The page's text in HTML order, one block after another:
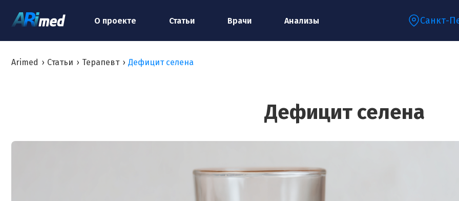
О проекте Статьи Врачи Анализы Санкт-
Arimed › Статьи › Терапевт › Дефицит селена
Дефицит селена
Ваш телефон:*